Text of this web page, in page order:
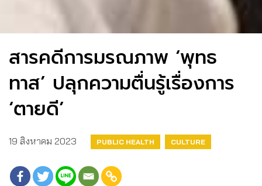
สารคดีการมรณภาพ ‘พุทธ
ทาส’ ปลุกความตื่นรู้เรื่องการ
‘ตายดี’
19 สิงหาคม 2023 PUBLIC HEALTH CULTURE